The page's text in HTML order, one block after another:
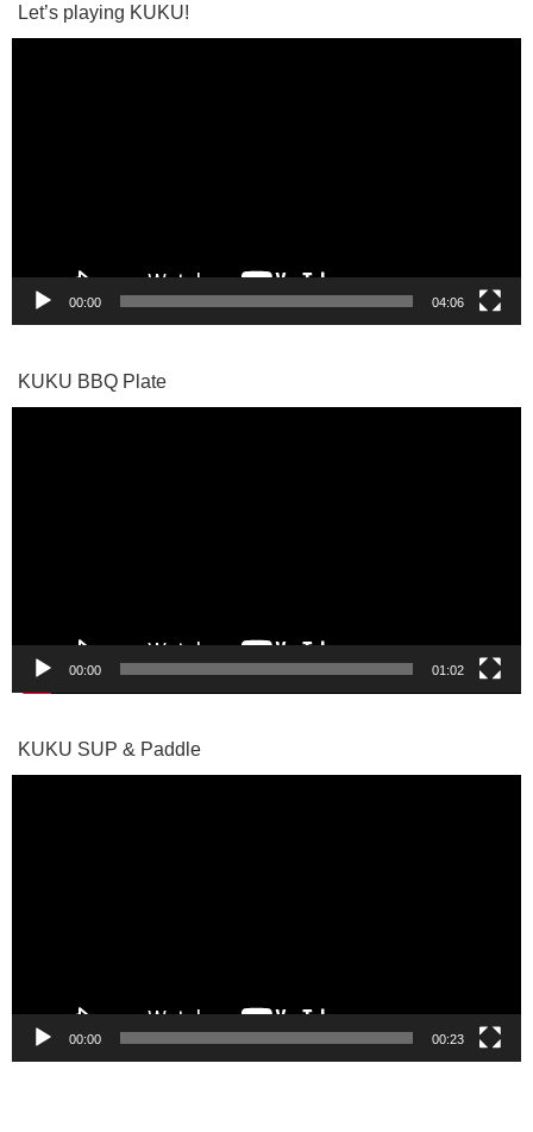
Let’s playing KUKU!
00:00 04:06
KUKU BBQ Plate
00:00 01:02
KUKU SUP & Paddle
00:00 00:23